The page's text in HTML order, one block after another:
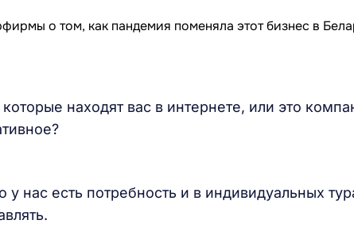
находят вас в интернете, или это
нас есть потребность и в индивидуальных